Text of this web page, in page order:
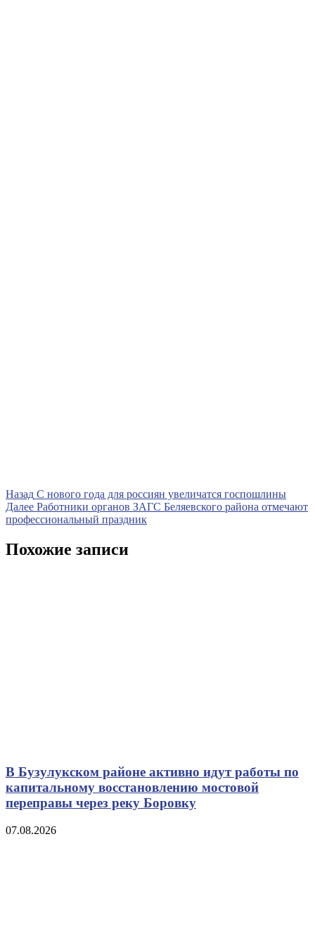
Навигация
по
Назад Предыдущая
запись
С нового года для россиян увеличатся госпошлины
Далее Следующая
запись
Работники органов ЗАГС Беляевского района отмечают
профессиональный праздник
Похожие записи
В Бузулукском районе активно идут работы по
капитальному восстановлению мостовой
переправы через реку Боровку
07.08.2026